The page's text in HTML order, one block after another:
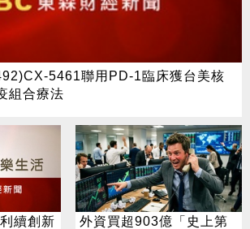
5461聯用PD-1臨床獲台美核
組合療法
續創新
外資買超903億「史上第